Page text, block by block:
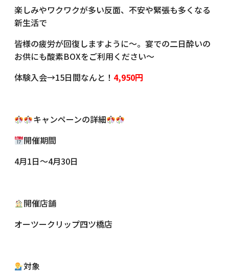
楽しみやワクワクが多い反面、不安や緊張も多くなる
新生活で
皆様の疲労が回復しますように～。宴での二日酔いの
お供にも酸素BOXをご利用ください～
体験入会→15日間なんと！ 4,950円
キャンペーンの詳細
開催期間
4月1日～4月30日
開催店舗
オーツークリップ四ツ橋店
対象